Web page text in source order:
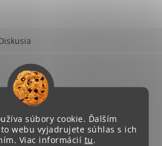
súbory cookie. Ďalším
webu vyjadrujete súhlas s ich
Viac informácií tu.